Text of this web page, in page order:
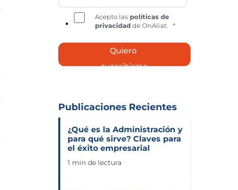
Acepto las políticas de
privacidad de OnAliat. *
Publicaciones Recientes
¿Qué es la Administración y
para qué sirve? Claves para
el éxito empresarial
1 min de lectura